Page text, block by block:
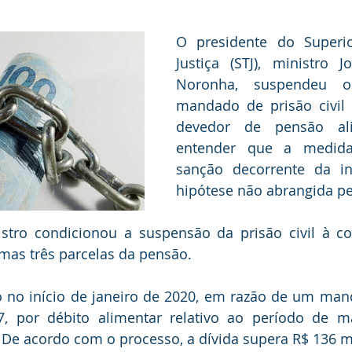
O presidente do
Justiça (STJ), ministro
Noronha, suspendeu
mandado de prisão
devedor de pensão
entender que a
sanção decorrente da
hipótese não abrangida
condicionou a suspensão da prisão civil à
três parcelas da pensão.
início de janeiro de 2020, em razão de um
por débito alimentar relativo ao período de
acordo com o processo, a dívida supera R$ 136